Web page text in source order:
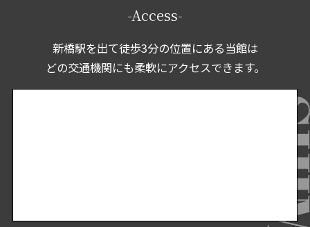
-Access-
新橋駅を出て徒歩3分の位置にある当館は
どの交通機関にも柔軟にアクセスできます。